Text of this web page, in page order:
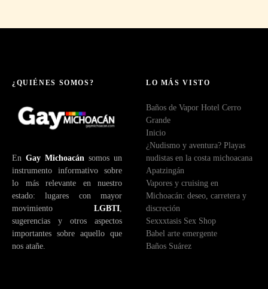
e
t
r
ó
n
i
c
o
¿QUIÉNES SOMOS?
En Gay Michoacán somos un
instrumento informativo sobre
lo más relevante en nuestro
estado: lugares con mayor
movimiento LGBTI
sugerencias y otros aspectos
importantes sobre aquello que
nos atañe.
LO MÁS VISTO
Baños de Vapor Hotel Cerro
Grande
Inicio
¿Nudismo y aventura? Playas
nudistas en la costa michoacana
Apatzingán
Vapores y cruising en
Michoacán: deseo, carretera y
discreción
Sexxxtasis Sex Shop
Babel arte emergente
Baños Suárez